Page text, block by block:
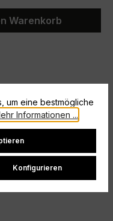
Warenkorb
um eine bestmögliche
Informationen ...
Konfigurieren